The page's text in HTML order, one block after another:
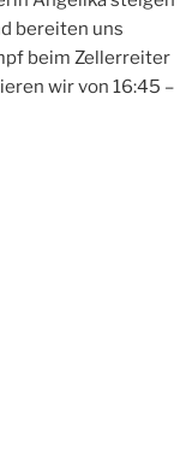
bereiten uns
beim Zellerreiter
wir von 16:45 –